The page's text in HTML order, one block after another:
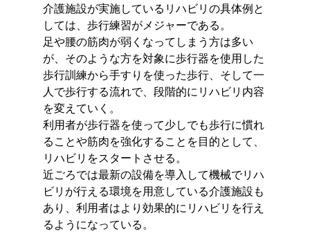
介護施設が実施しているリハビリの具体例と
しては、歩行練習がメジャーである。
足や腰の筋肉が弱くなってしまう方は多い
が、そのような方を対象に歩行器を使用した
歩行訓練から手すりを使った歩行、そして一
人で歩行する流れで、段階的にリハビリ内容
を変えていく。
利用者が歩行器を使って少しでも歩行に慣れ
ることや筋肉を強化することを目的として、
リハビリをスタートさせる。
近ごろでは最新の設備を導入して機械でリハ
ビリが行える環境を用意している介護施設も
あり、利用者はより効果的にリハビリを行え
るようになっている。